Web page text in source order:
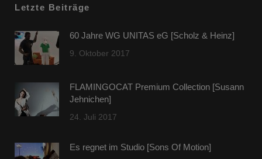
Letzte Beiträge
60 Jahre WG UNITAS eG [Scholz & Heinz]
9. Oktober 2017
FLAMINGOCAT Premium Collection [Susann
Jehnichen]
24. Juli 2017
Es regnet im Studio [Sons Of Motion]